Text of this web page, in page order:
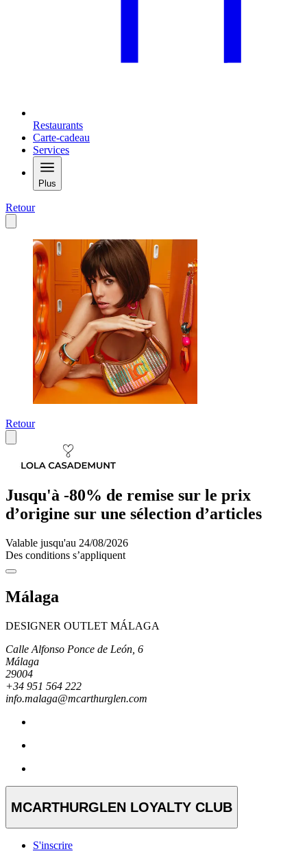
Restaurants
Carte-cadeau
Services
Plus
Retour
Retour
Jusqu'à -80% de remise sur le prix
d’origine sur une sélection d’articles
Valable jusqu'au 24/08/2026
Des conditions s’appliquent
Málaga
DESIGNER OUTLET MÁLAGA
Calle Alfonso Ponce de León, 6
Málaga
29004
+34 951 564 222
info.malaga@mcarthurglen.com
MCARTHURGLEN LOYALTY CLUB
S'inscrire